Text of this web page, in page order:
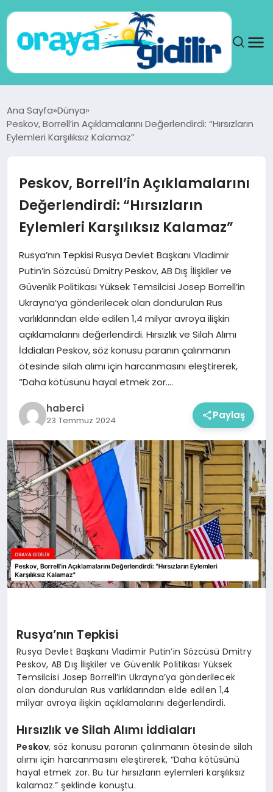
SAĞLIK
TEKNOLOJI
YAŞAM
Ana Sayfa Dünya
Peskov, Borrell’in Açıklamalarını Değerlendirdi: “Hırsızların
Eylemleri Karşılıksız Kalamaz”
Peskov, Borrell’in Açıklamalarını
Değerlendirdi: “Hırsızların
Eylemleri Karşılıksız Kalamaz”
Rusya’nın Tepkisi Rusya Devlet Başkanı Vladimir
Putin’in Sözcüsü Dmitry Peskov, AB Dış İlişkiler ve
Güvenlik Politikası Yüksek Temsilcisi Josep Borrell’in
Ukrayna’ya gönderilecek olan dondurulan Rus
varlıklarından elde edilen 1,4 milyar avroya ilişkin
açıklamalarını değerlendirdi. Hırsızlık ve Silah Alımı
İddiaları Peskov, söz konusu paranın çalınmanın
ötesinde silah alımı için harcanmasını eleştirerek,
“Daha kötüsünü hayal etmek zor….
haberci
23 Temmuz 2024 Paylaş
Rusya’nın Tepkisi
Rusya Devlet Başkanı Vladimir Putin’in Sözcüsü Dmitry
Peskov, AB Dış İlişkiler ve Güvenlik Politikası Yüksek
Temsilcisi Josep Borrell’in Ukrayna’ya gönderilecek
olan dondurulan Rus varlıklarından elde edilen 1,4
milyar avroya ilişkin açıklamalarını değerlendirdi.
Hırsızlık ve Silah Alımı İddiaları
Peskov, söz konusu paranın çalınmanın ötesinde silah
alımı için harcanmasını eleştirerek, “Daha kötüsünü
hayal etmek zor. Bu tür hırsızların eylemleri karşılıksız
kalamaz.” şeklinde konuştu.